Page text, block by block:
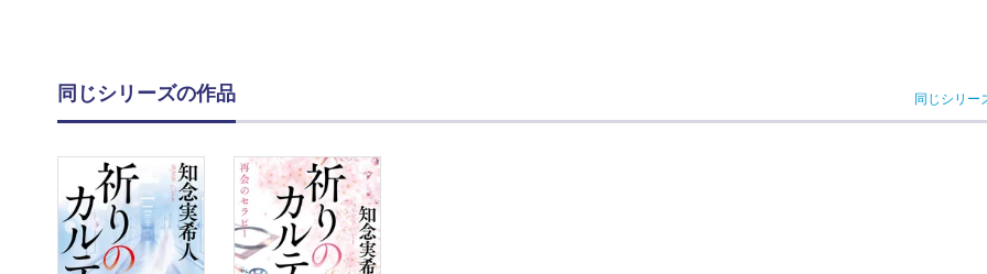
同じシリーズの作品 同じシリー